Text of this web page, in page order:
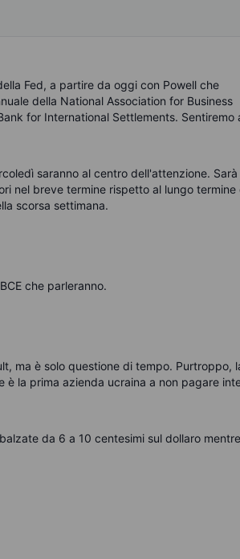
Fed, a partire da oggi con Powell che
della National Association for Business
for International Settlements. Sentiremo
saranno al centro dell'attenzione. Sarà
nel breve termine rispetto al lungo termine
scorsa settimana.
che parleranno.
ma è solo questione di tempo. Purtroppo,
la prima azienda ucraina a non pagare
da 6 a 10 centesimi sul dollaro